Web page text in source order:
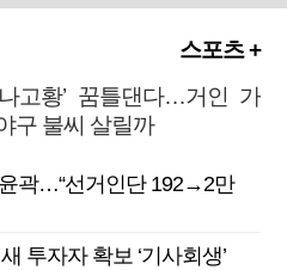
스포츠 +
나고황’ 꿈틀댄다…거인 가
구 불씨 살릴까
곽…“선거인단 192→2만
투자자 확보 ‘기사회생’